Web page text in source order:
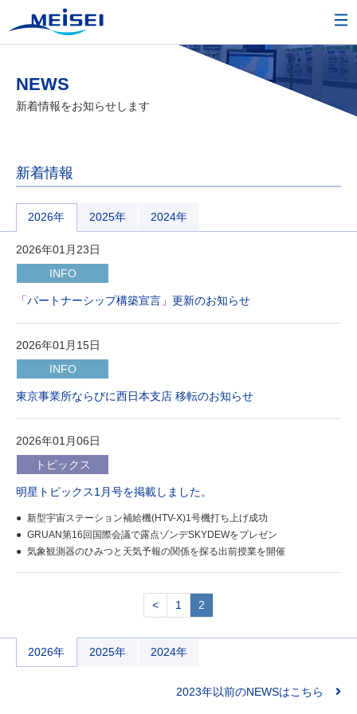
NEWS
新着情報をお知らせします
新着情報
2026年 2025年 2024年
2026年01月23日
INFO
「パートナーシップ構築宣言」更新のお知らせ
2026年01月15日
INFO
東京事業所ならびに西日本支店 移転のお知らせ
2026年01月06日
トピックス
明星トピックス1月号を掲載しました。
新型宇宙ステーション補給機(HTV-X)1号機打ち上げ成功
GRUAN第16回国際会議で露点ゾンデSKYDEWをプレゼン
気象観測器のひみつと天気予報の関係を探る出前授業を開催
< 1 2
2026年 2025年 2024年
2023年以前のNEWSはこちら